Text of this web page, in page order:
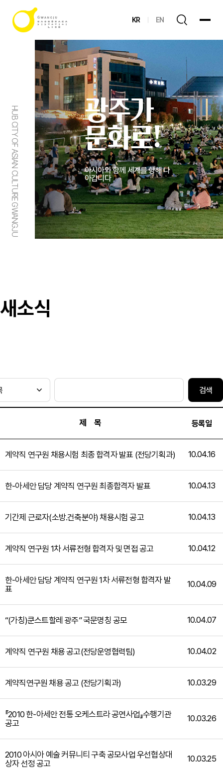
KR EN
HUB CITY OF ASIAN CULTURE GWANGJU
광주가
문화로!
아시아와 함께 세계를 향해 나
아갑니다
새소식
제 목 등록일
계약직 연구원 채용시험 최종 합격자 발표 (전당기획과) 10.04.16
한-아세안 담당 계약직 연구원 최종합격자 발표 10.04.13
기간제 근로자(소방․건축분야) 채용시험 공고 10.04.13
계약직 연구원 1차 서류전형 합격자 및 면접 공고 10.04.12
한-아세안 담당 계약직 연구원 1차 서류전형 합격자 발
표
10.04.09
“(가칭)쿤스트할레 광주” 국문명칭 공모 10.04.07
계약직 연구원 채용 공고(전당운영협력팀) 10.04.02
계약직연구원 채용 공고 (전당기획과) 10.03.29
『2010 한-아세안 전통 오케스트라 공연사업』수행기관
공고
10.03.26
2010 아시아 예술 커뮤니티 구축 공모사업 우선협상대
상자 선정 공고
10.03.25
검색